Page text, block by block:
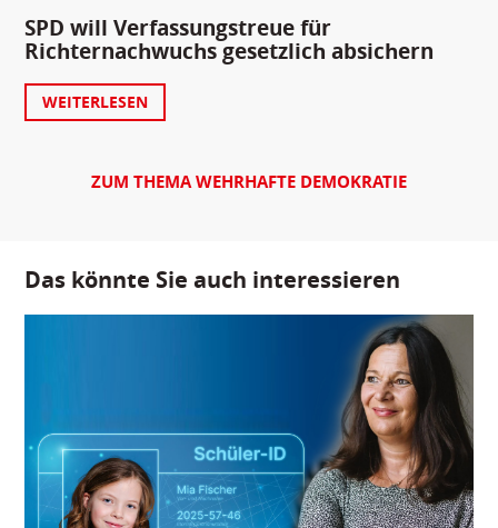
SPD will Verfassungstreue für
Richternachwuchs gesetzlich absichern
WEITERLESEN
ZUM THEMA WEHRHAFTE DEMOKRATIE
Das könnte Sie auch interessieren